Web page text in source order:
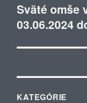
Ďalší
článok:
Sväté omše
03.06.2024
KATEGÓRIE